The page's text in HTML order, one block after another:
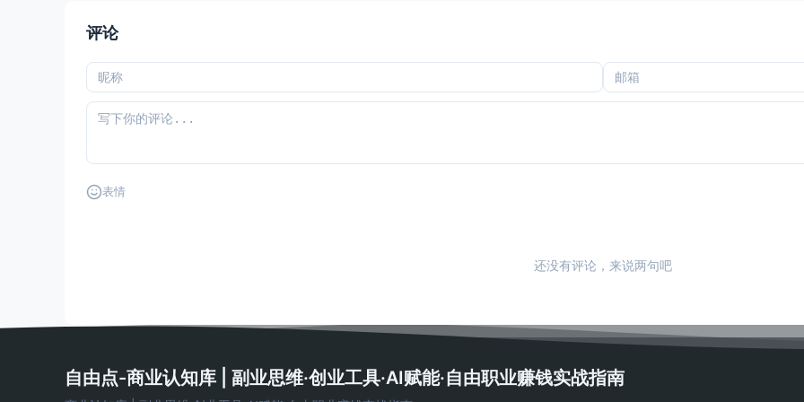
评论
表情
还没有评论，来说两句吧
自由点-商业认知库 | 副业思维·创业工具·AI赋能·自由职业赚钱实战指南